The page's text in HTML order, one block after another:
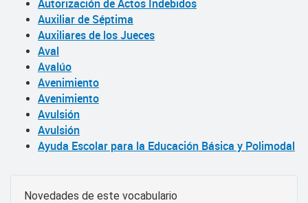
Autorización de Actos Indebidos
Auxiliar de Séptima
Auxiliares de los Jueces
Aval
Avalúo
Avenimiento
Avenimiento
Avulsión
Avulsión
Ayuda Escolar para la Educación Básica y Polimodal
Novedades de este vocabulario